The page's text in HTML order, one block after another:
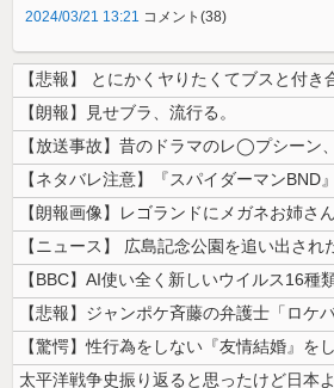
2024/03/21 13:21 コメント(38)
【朗報】見せブラ、流行る。